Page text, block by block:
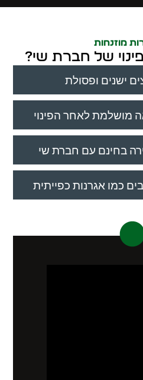
מוזנחות
של חברת שי?
ישנים ופסולת
מושלמת לאחר הפינוי
בחינם עם חברת שי
כמו אגרנות כפייתית